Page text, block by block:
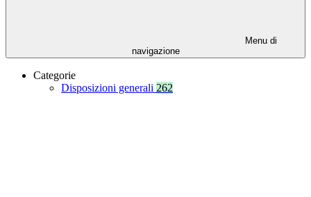
Menu di
navigazione
Categorie
Disposizioni generali 262